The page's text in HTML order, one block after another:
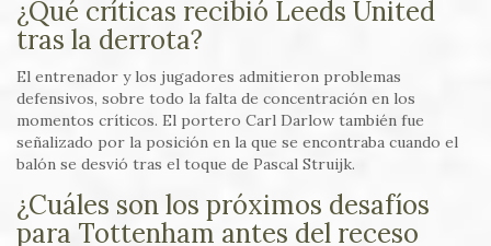
¿Qué críticas recibió Leeds United
tras la derrota?
El entrenador y los jugadores admitieron problemas
defensivos, sobre todo la falta de concentración en los
momentos críticos. El portero Carl Darlow también fue
señalizado por la posición en la que se encontraba cuando el
balón se desvió tras el toque de Pascal Struijk.
¿Cuáles son los próximos desafíos
para Tottenham antes del receso